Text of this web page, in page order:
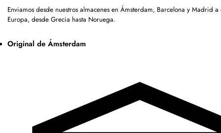
Enviamos desde nuestros almacenes en Ámsterdam, Barcelona y Madrid
Europa, desde Grecia hasta Noruega.
Original de Ámsterdam